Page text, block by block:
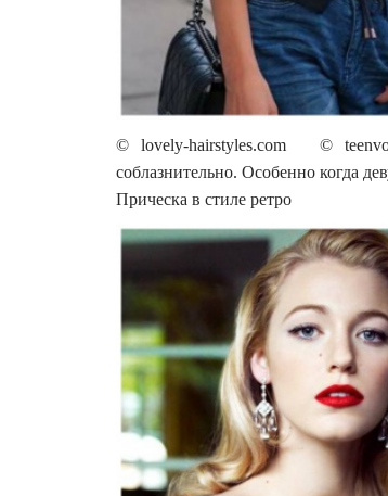
© lovely-hairstyles.com ©
соблазнительно. Особенно когда
Прическа в стиле ретро